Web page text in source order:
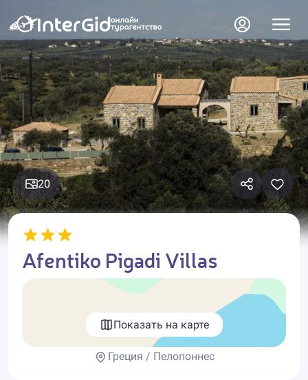
20
Afentiko Pigadi Villas
Показать на карте
Греция / Пелопоннес